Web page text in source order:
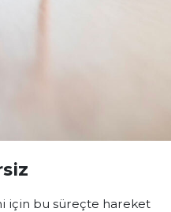
için bu süreçte hareket